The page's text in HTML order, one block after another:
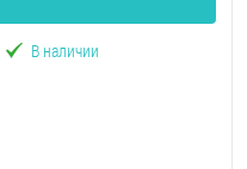
В наличии